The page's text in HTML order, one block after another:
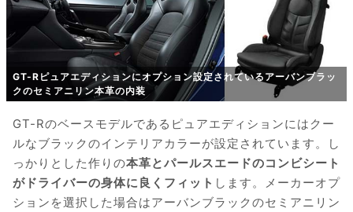
GT-Rピュアエディションにオプション設定されているアーバンブラッ
クのセミアニリン本革の内装
GT-Rのベースモデルであるピュアエディションにはクー
ルなブラックのインテリアカラーが設定されています。し
っかりとした作りの本革とパールスエードのコンビシート
がドライバーの身体に良くフィット します。メーカーオプ
ションを選択した場合はアーバンブラックのセミアニリン